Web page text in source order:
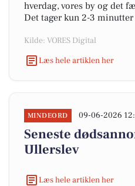
hverdag, vores by og det
Det tager kun 2-3
Kilde: VORES Digital
Læs hele artiklen her
MINDEORD 09-06-2026
Seneste
Ullerslev
Læs hele artiklen her